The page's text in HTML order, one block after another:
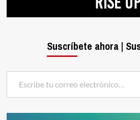
Suscríbete ahora |
Escribe tu correo electrónico…